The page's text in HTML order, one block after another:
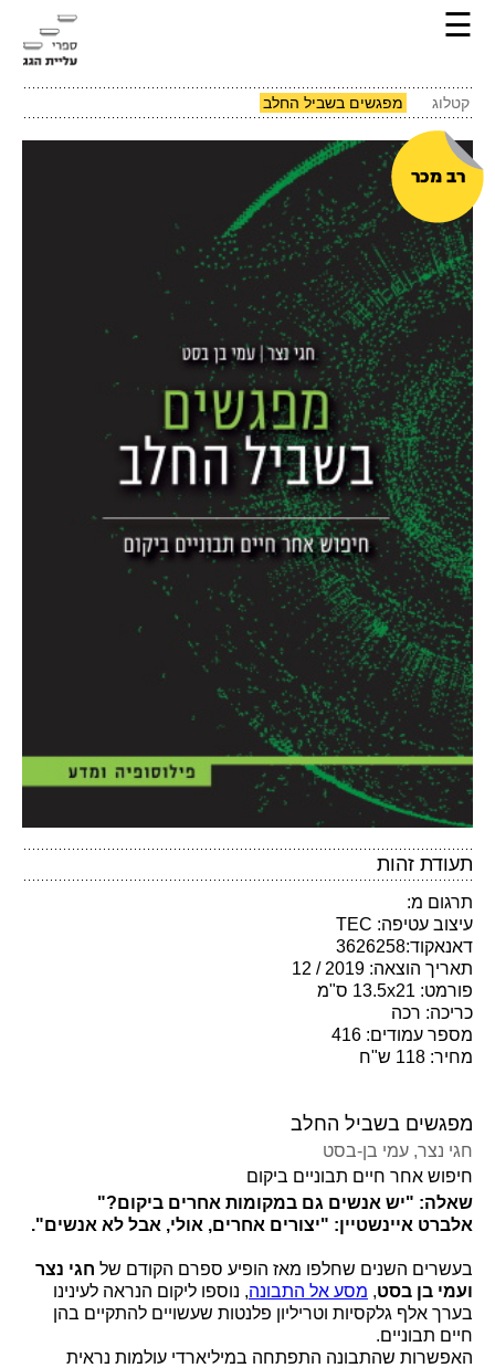
☰
קטלוג מפגשים בשביל החלב
תעודת זהות
תרגום מ:
עיצוב עטיפה: TEC
דאנאקוד:3626258
תאריך הוצאה: 2019 / 12
פורמט: 13.5x21 ס"מ
כריכה: רכה
מספר עמודים: 416
מחיר: 118 ש"ח
מפגשים בשביל החלב
חגי נצר, עמי בן-בסט
חיפוש אחר חיים תבוניים ביקום
שאלה: "יש אנשים גם במקומות אחרים ביקום?"
אלברט איינשטיין: "יצורים אחרים, אולי, אבל לא אנשים".
בעשרים השנים שחלפו מאז הופיע ספרם הקודם של חגי נצר
ועמי בן בסט, מסע אל התבונה, נוספו ליקום הנראה לעינינו
בערך אלף גלקסיות וטריליון פלנטות שעשויים להתקיים בהן
חיים תבוניים.
האפשרות שהתבונה התפתחה במיליארדי עולמות נראית